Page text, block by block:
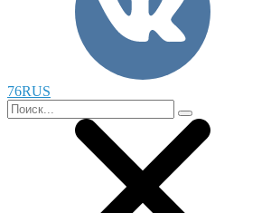
76RUS